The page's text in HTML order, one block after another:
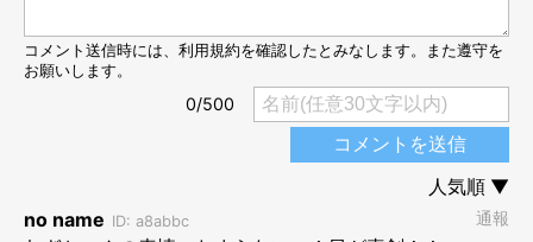
むぎちゃんのこの表情！！！（笑）自分は頑張ってお風呂に入
っているのに、ちょっぴり呑気な飼い主さんの姿を見て、ポカー
ンとした表情になってしまったむぎちゃん♡
むぎちゃんのお目めが…いまの気持ちすべてを物語っているよう